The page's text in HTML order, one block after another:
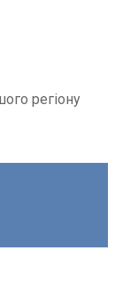
регіону